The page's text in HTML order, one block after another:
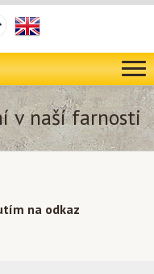
v naší farnosti
na odkaz